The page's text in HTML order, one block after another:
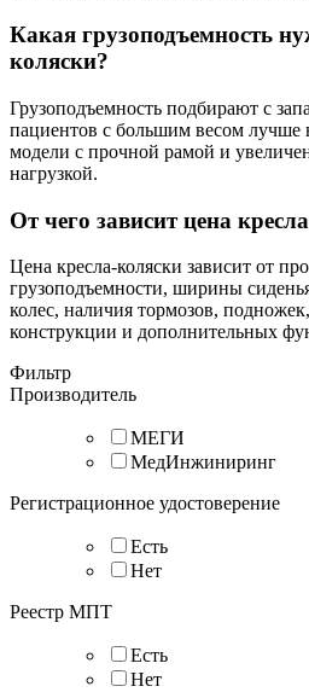
Какая грузоподъемность
коляски?
Грузоподъемность подбирают с
пациентов с большим весом лучше
модели с прочной рамой и
нагрузкой.
От чего зависит цена
Цена кресла-коляски зависит от
грузоподъемности, ширины
колес, наличия тормозов,
конструкции и дополнительных
Фильтр
Производитель
МЕГИ
МедИнжиниринг
Регистрационное удостоверение
Есть
Нет
Реестр МПТ
Есть
Нет